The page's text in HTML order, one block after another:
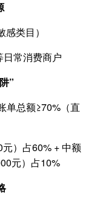
类目）
常消费商户
”
单总额≥70%（直
）占60% + 中额
元）占10%